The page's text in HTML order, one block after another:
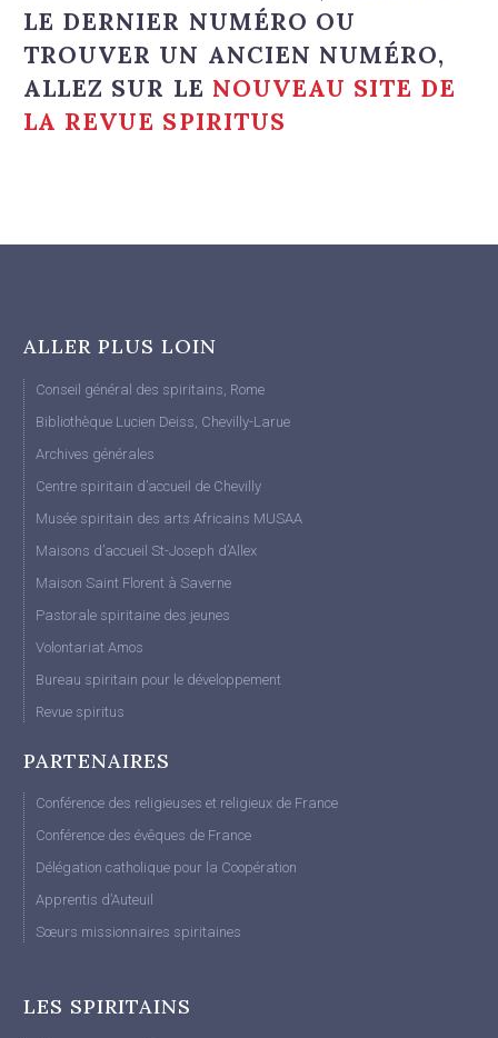
LE DERNIER NUMÉRO OU
TROUVER UN ANCIEN NUMÉRO,
ALLEZ SUR LE NOUVEAU SITE DE
LA REVUE SPIRITUS
ALLER PLUS LOIN
Conseil général des spiritains, Rome
Bibliothèque Lucien Deiss, Chevilly-Larue
Archives générales
Centre spiritain d’accueil de Chevilly
Musée spiritain des arts Africains MUSAA
Maisons d’accueil St-Joseph d’Allex
Maison Saint Florent à Saverne
Pastorale spiritaine des jeunes
Volontariat Amos
Bureau spiritain pour le développement
Revue spiritus
PARTENAIRES
Conférence des religieuses et religieux de France
Conférence des évêques de France
Délégation catholique pour la Coopération
Apprentis d’Auteuil
Sœurs missionnaires spiritaines
LES SPIRITAINS